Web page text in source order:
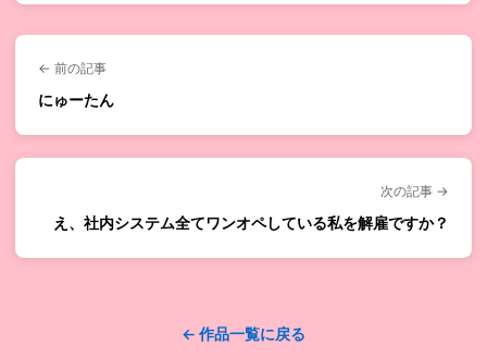
← 前の記事
にゅーたん
次の記事 →
え、社内システム全てワンオペしている私を解雇ですか？
← 作品一覧に戻る